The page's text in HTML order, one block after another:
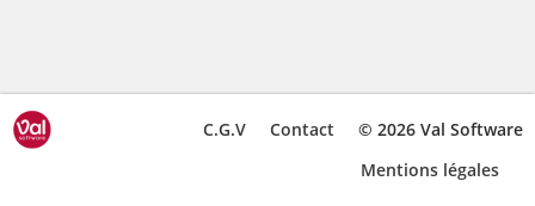
© 2026 Val Software
Contact
C.G.V
Mentions légales